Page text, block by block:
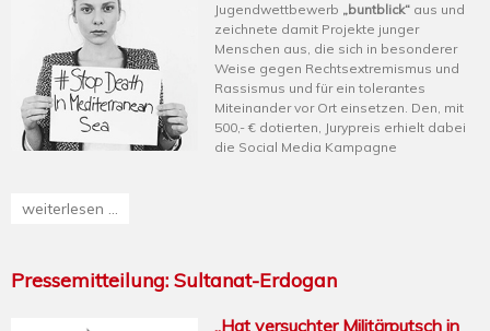
Jugendwettbewerb „buntblick“ aus und
zeichnete damit Projekte junger
Menschen aus, die sich in besonderer
Weise gegen Rechtsextremismus und
Rassismus und für ein tolerantes
Miteinander vor Ort einsetzen. Den, mit
500,- € dotierten, Jurypreis erhielt dabei
die Social Media Kampagne
weiterlesen ...
Pressemitteilung: Sultanat-Erdogan
„Hat versuchter Militärputsch in